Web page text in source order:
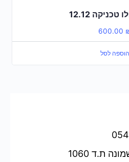
12.12
600.00
הוספה לסל
ת.ד 1060